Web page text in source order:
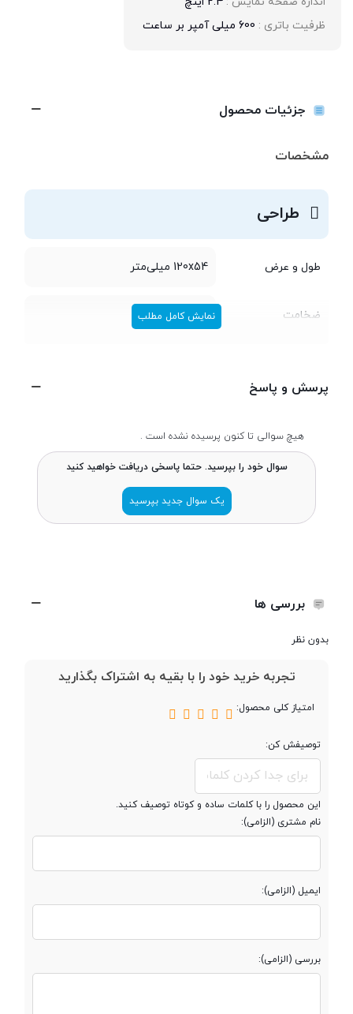
ظرفیت باتری : 600 میلی آمپر بر ساعت
جزئیات محصول
مشخصات
طراحی
طول و عرض 120x54 میلی‌متر
ضخامت 15 میلی‌متر
تعداد سیم کارت دو سیم کارت
حافظه
حافظه جانبی
اندازه صفحه
نمایش
مخابرات و ارتباطات
شبکه 2G
نمایش کامل مطلب
پرسش و پاسخ
هیچ سوالی تا کنون پرسیده نشده است .
سوال خود را بپرسید. حتما پاسخی دریافت خواهید کنید
یک سوال جدید بپرسید
بررسی ها
بدون نظر
تجربه خرید خود را با بقیه به اشتراک بگذارید
امتیاز کلی محصول:
توصیفش کن:
این محصول را با کلمات ساده و کوتاه توصیف کنید.
نام مشتری (الزامی):
ایمیل (الزامی):
بررسی (الزامی):